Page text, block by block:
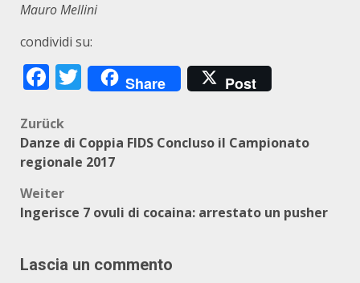
Mauro Mellini
condividi su:
Facebook
Twitter
Share Post
Beitragsnavigation
Zurück
Danze di Coppia FIDS Concluso il Campionato
regionale 2017
Weiter
Ingerisce 7 ovuli di cocaina: arrestato un pusher
Lascia un commento